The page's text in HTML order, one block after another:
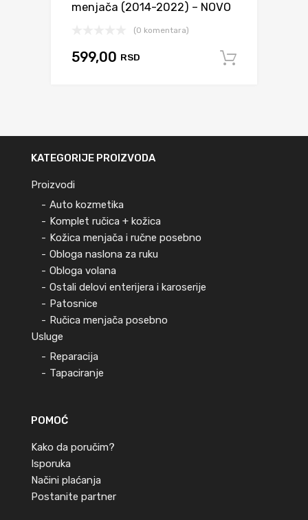
menjača (2014-2022) – NOVO
(0 komentara)
599,00 RSD
KATEGORIJE PROIZVODA
Proizvodi
Auto kozmetika
Komplet ručica + kožica
Kožica menjača i ručne posebno
Obloga naslona za ruku
Obloga volana
Ostali delovi enterijera i karoserije
Patosnice
Ručica menjača posebno
Usluge
Reparacija
Tapaciranje
POMOĆ
Kako da poručim?
Isporuka
Načini plaćanja
Postanite partner